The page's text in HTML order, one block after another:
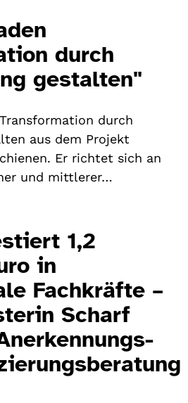
durch
gestalten"
durch
aus dem Projekt
Er richtet sich an
und mittlerer…
1,2
in
Fachkräfte –
Scharf